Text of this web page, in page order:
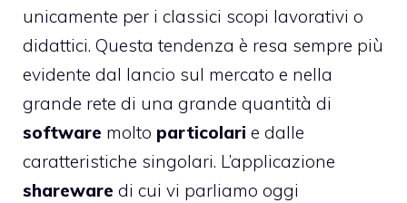
unicamente per i classici scopi lavorativi o
didattici. Questa tendenza è resa sempre più
evidente dal lancio sul mercato e nella
grande rete di una grande quantità di
software molto particolari e dalle
caratteristiche singolari. L’applicazione
shareware di cui vi parliamo oggi